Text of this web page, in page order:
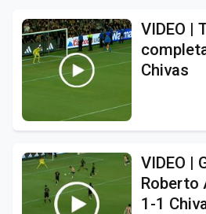
VIDEO |
Chivas
VIDEO |
Roberto
1-1